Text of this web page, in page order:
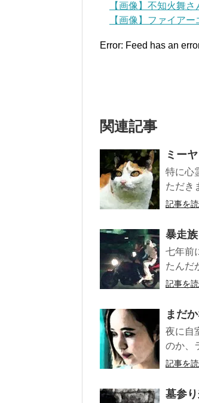
【画像】不知火舞
【画像】ファイア
Error: Feed has an
関連記事
ミーヤ
特に心
ただき
記事を
暴走
七年前
たんだ
記事を
まだ
夜に自
のか、
記事を
墓参